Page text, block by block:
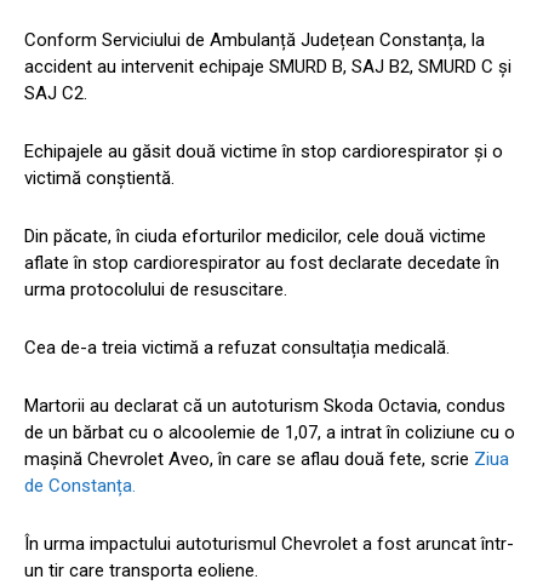
Conform Serviciului de Ambulanță Județean Constanța, la
accident au intervenit echipaje SMURD B, SAJ B2, SMURD C și
SAJ C2.
Echipajele au găsit două victime în stop cardiorespirator și o
victimă conștientă.
Din păcate, în ciuda eforturilor medicilor, cele două victime
aflate în stop cardiorespirator au fost declarate decedate în
urma protocolului de resuscitare.
Cea de-a treia victimă a refuzat consultația medicală.
Martorii au declarat că un autoturism Skoda Octavia, condus
de un bărbat cu o alcoolemie de 1,07, a intrat în coliziune cu o
mașină Chevrolet Aveo, în care se aflau două fete, scrie Ziua
de Constanța.
În urma impactului autoturismul Chevrolet a fost aruncat într-
un tir care transporta eoliene.